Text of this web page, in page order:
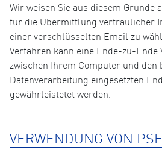
Wir weisen Sie aus diesem Grunde
für die Übermittlung vertraulicher
einer verschlüsselten Email zu
Verfahren kann eine Ende-zu-Ende
zwischen Ihrem Computer und den
Datenverarbeitung eingesetzten
gewährleistetet werden.
VERWENDUNG VON